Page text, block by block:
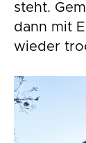
steht.
dann mit
wieder